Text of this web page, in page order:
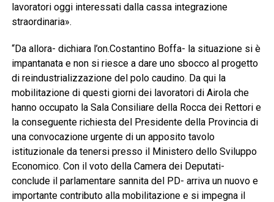
lavoratori oggi interessati dalla cassa integrazione
straordinaria».
“Da allora- dichiara l’on.Costantino Boffa- la situazione si è
impantanata e non si riesce a dare uno sbocco al progetto
di reindustrializzazione del polo caudino. Da qui la
mobilitazione di questi giorni dei lavoratori di Airola che
hanno occupato la Sala Consiliare della Rocca dei Rettori e
la conseguente richiesta del Presidente della Provincia di
una convocazione urgente di un apposito tavolo
istituzionale da tenersi presso il Ministero dello Sviluppo
Economico. Con il voto della Camera dei Deputati-
conclude il parlamentare sannita del PD- arriva un nuovo e
importante contributo alla mobilitazione e si impegna il